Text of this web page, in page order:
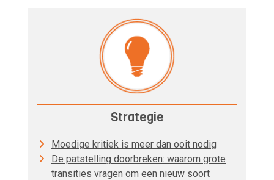
Strategie
Moedige kritiek is meer dan ooit nodig
De patstelling doorbreken: waarom grote
transities vragen om een nieuw soort